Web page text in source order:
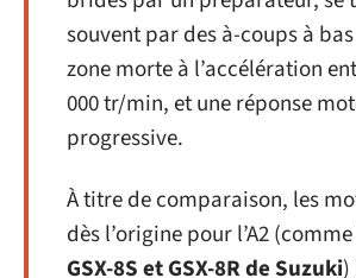
souvent par des à-coups à
zone morte à l’accélération
000 tr/min, et une réponse
progressive.
À titre de comparaison, les
dès l’origine pour l’A2
GSX-8S et GSX-8R de Suzuki